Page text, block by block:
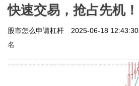
快速交易，抢占先机！
股市怎么申请杠杆 2025-06-18 12:43:30
名